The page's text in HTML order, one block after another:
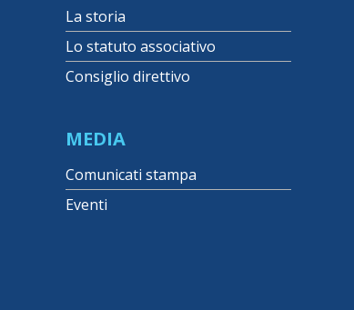
La storia
Lo statuto associativo
Consiglio direttivo
MEDIA
Comunicati stampa
Eventi